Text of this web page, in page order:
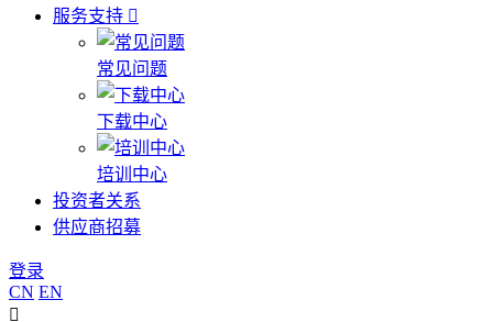
服务支持
常见问题
下载中心
培训中心
投资者关系
供应商招募
登录
CN EN